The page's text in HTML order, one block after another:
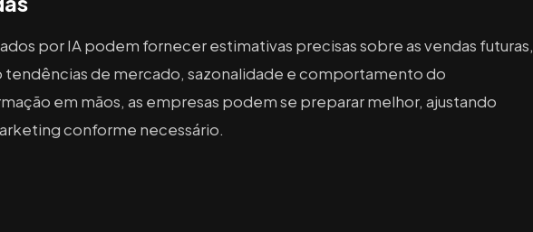
por IA podem fornecer estimativas precisas sobre as vendas futuras,
de mercado, sazonalidade e comportamento do
em mãos, as empresas podem se preparar melhor, ajustando
conforme necessário.